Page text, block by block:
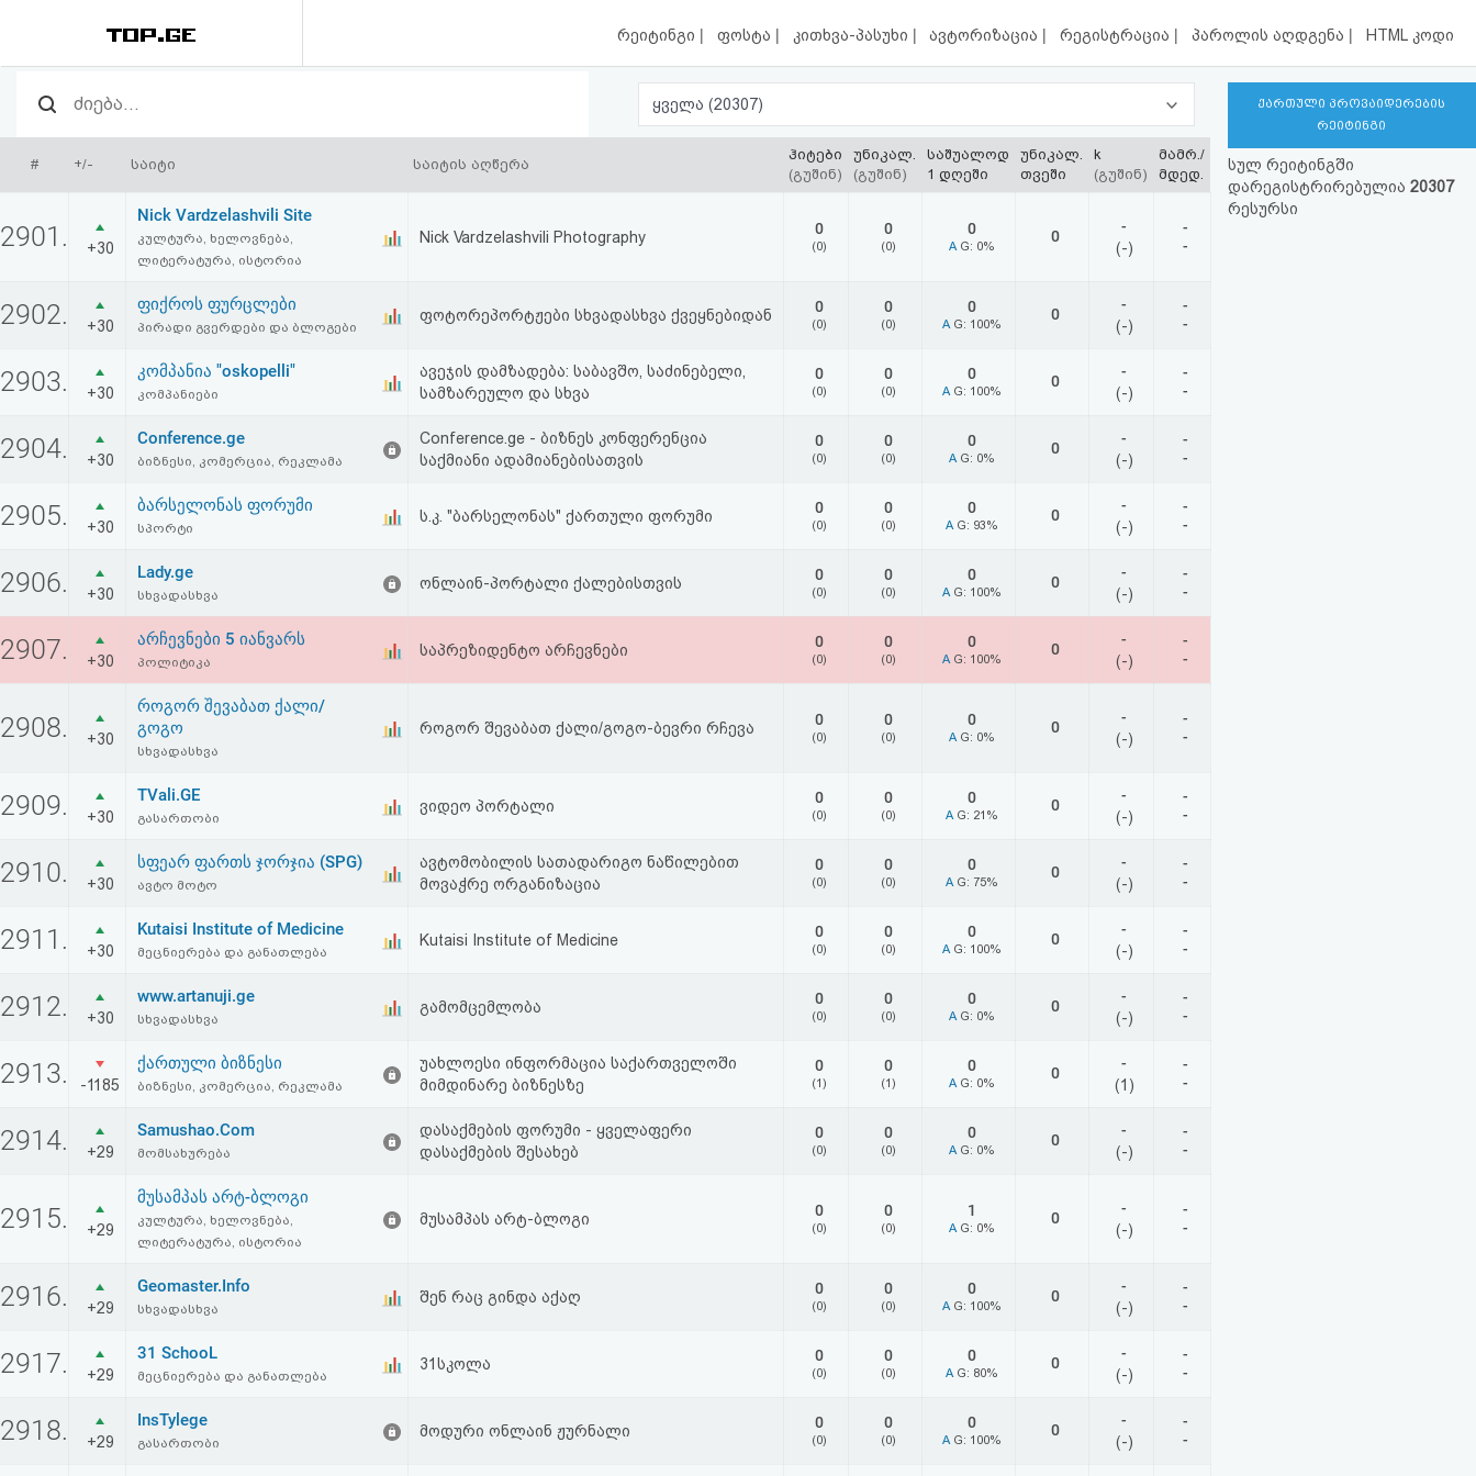
რეიტინგი | ფოსტა | კითხვა-პასუხი | ავტორიზაცია | რეგისტრაცია | პაროლის აღდგენა | HTML კოდი
რეიტინგი
(მთავარი)
ფოსტა
კითხვა-
პაროლის
აღდგენა
სალიცენზიო
შეთანხმება
პასუხისმგებლობის
უარყოფა
ყველა (20307)
# +/- საიტი საიტის აღწერა
ჰიტები
(გუშინ)
უნიკალ.
(გუშინ)
საშუალოდ
1 დღეში
უნიკალ.
თვეში
k
(გუშინ)
მამრ./
მდედ.
2901. +30
Nick Vardzelashvili Site
კულტურა, ხელოვნება,
ლიტერატურა, ისტორია
Nick Vardzelashvili Photography 0
(0)
0
(0)
0
A G: 0%
0
-
(-)
-
-
2902. +30
ფიქროს ფურცლები
პირადი გვერდები და ბლოგები
ფოტორეპორტჟები სხვადასხვა ქვეყნებიდან 0
(0)
0
(0)
0
A G: 100%
0
-
(-)
-
-
2903. +30
კომპანია "oskopelli"
კომპანიები
ავეჯის დამზადება: საბავშო, საძინებელი,
სამზარეულო და სხვა
0
(0)
0
(0)
0
A G: 100%
0
-
(-)
-
-
2904. +30
Conference.ge
ბიზნესი, კომერცია, რეკლამა
Conference.ge - ბიზნეს კონფერენცია
საქმიანი ადამიანებისათვის
0
(0)
0
(0)
0
A G: 0%
0
-
(-)
-
-
2905. +30
ბარსელონას ფორუმი
სპორტი
ს.კ. "ბარსელონას" ქართული ფორუმი 0
(0)
0
(0)
0
A G: 93%
0
-
(-)
-
-
2906. +30
Lady.ge
სხვადასხვა
ონლაინ-პორტალი ქალებისთვის 0
(0)
0
(0)
0
A G: 100%
0
-
(-)
-
-
2907. +30
არჩევნები 5 იანვარს
პოლიტიკა
საპრეზიდენტო არჩევნები 0
(0)
0
(0)
0
A G: 100%
0
-
(-)
-
-
2908. +30
როგორ შევაბათ ქალი/
გოგო
სხვადასხვა
როგორ შევაბათ ქალი/გოგო-ბევრი რჩევა 0
(0)
0
(0)
0
A G: 0%
0
-
(-)
-
-
2909. +30
TVali.GE
გასართობი
ვიდეო პორტალი 0
(0)
0
(0)
0
A G: 21%
0
-
(-)
-
-
2910. +30
სფეარ ფართს ჯორჯია (SPG)
ავტო მოტო
ავტომობილის სათადარიგო ნაწილებით
მოვაჭრე ორგანიზაცია
0
(0)
0
(0)
0
A G: 75%
0
-
(-)
-
-
2911. +30
Kutaisi Institute of Medicine
მეცნიერება და განათლება
Kutaisi Institute of Medicine 0
(0)
0
(0)
0
A G: 100%
0
-
(-)
-
-
2912. +30
www.artanuji.ge
სხვადასხვა
გამომცემლობა 0
(0)
0
(0)
0
A G: 0%
0
-
(-)
-
-
2913. -1185
ქართული ბიზნესი
ბიზნესი, კომერცია, რეკლამა
უახლოესი ინფორმაცია საქართველოში
მიმდინარე ბიზნესზე
0
(1)
0
(1)
0
A G: 0%
0
-
(1)
-
-
2914. +29
Samushao.Com
მომსახურება
დასაქმების ფორუმი - ყველაფერი
დასაქმების შესახებ
0
(0)
0
(0)
0
A G: 0%
0
-
(-)
-
-
2915. +29
მუსამპას არტ-ბლოგი
კულტურა, ხელოვნება,
ლიტერატურა, ისტორია
მუსამპას არტ-ბლოგი 0
(0)
0
(0)
1
A G: 0%
0
-
(-)
-
-
2916. +29
Geomaster.Info
სხვადასხვა
შენ რაც გინდა აქაღ 0
(0)
0
(0)
0
A G: 100%
0
-
(-)
-
-
2917. +29
31 SchooL
მეცნიერება და განათლება
31სკოლა 0
(0)
0
(0)
0
A G: 80%
0
-
(-)
-
-
2918. +29
InsTylege
გასართობი
მოდური ონლაინ ჟურნალი 0
(0)
0
(0)
0
A G: 100%
0
-
(-)
-
-
ქართული პროვაიდერების
რეიტინგი
სულ რეიტინგში
დარეგისტრირებულია 20307
რესურსი